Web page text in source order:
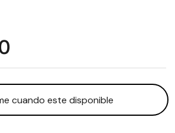
cuando este disponible